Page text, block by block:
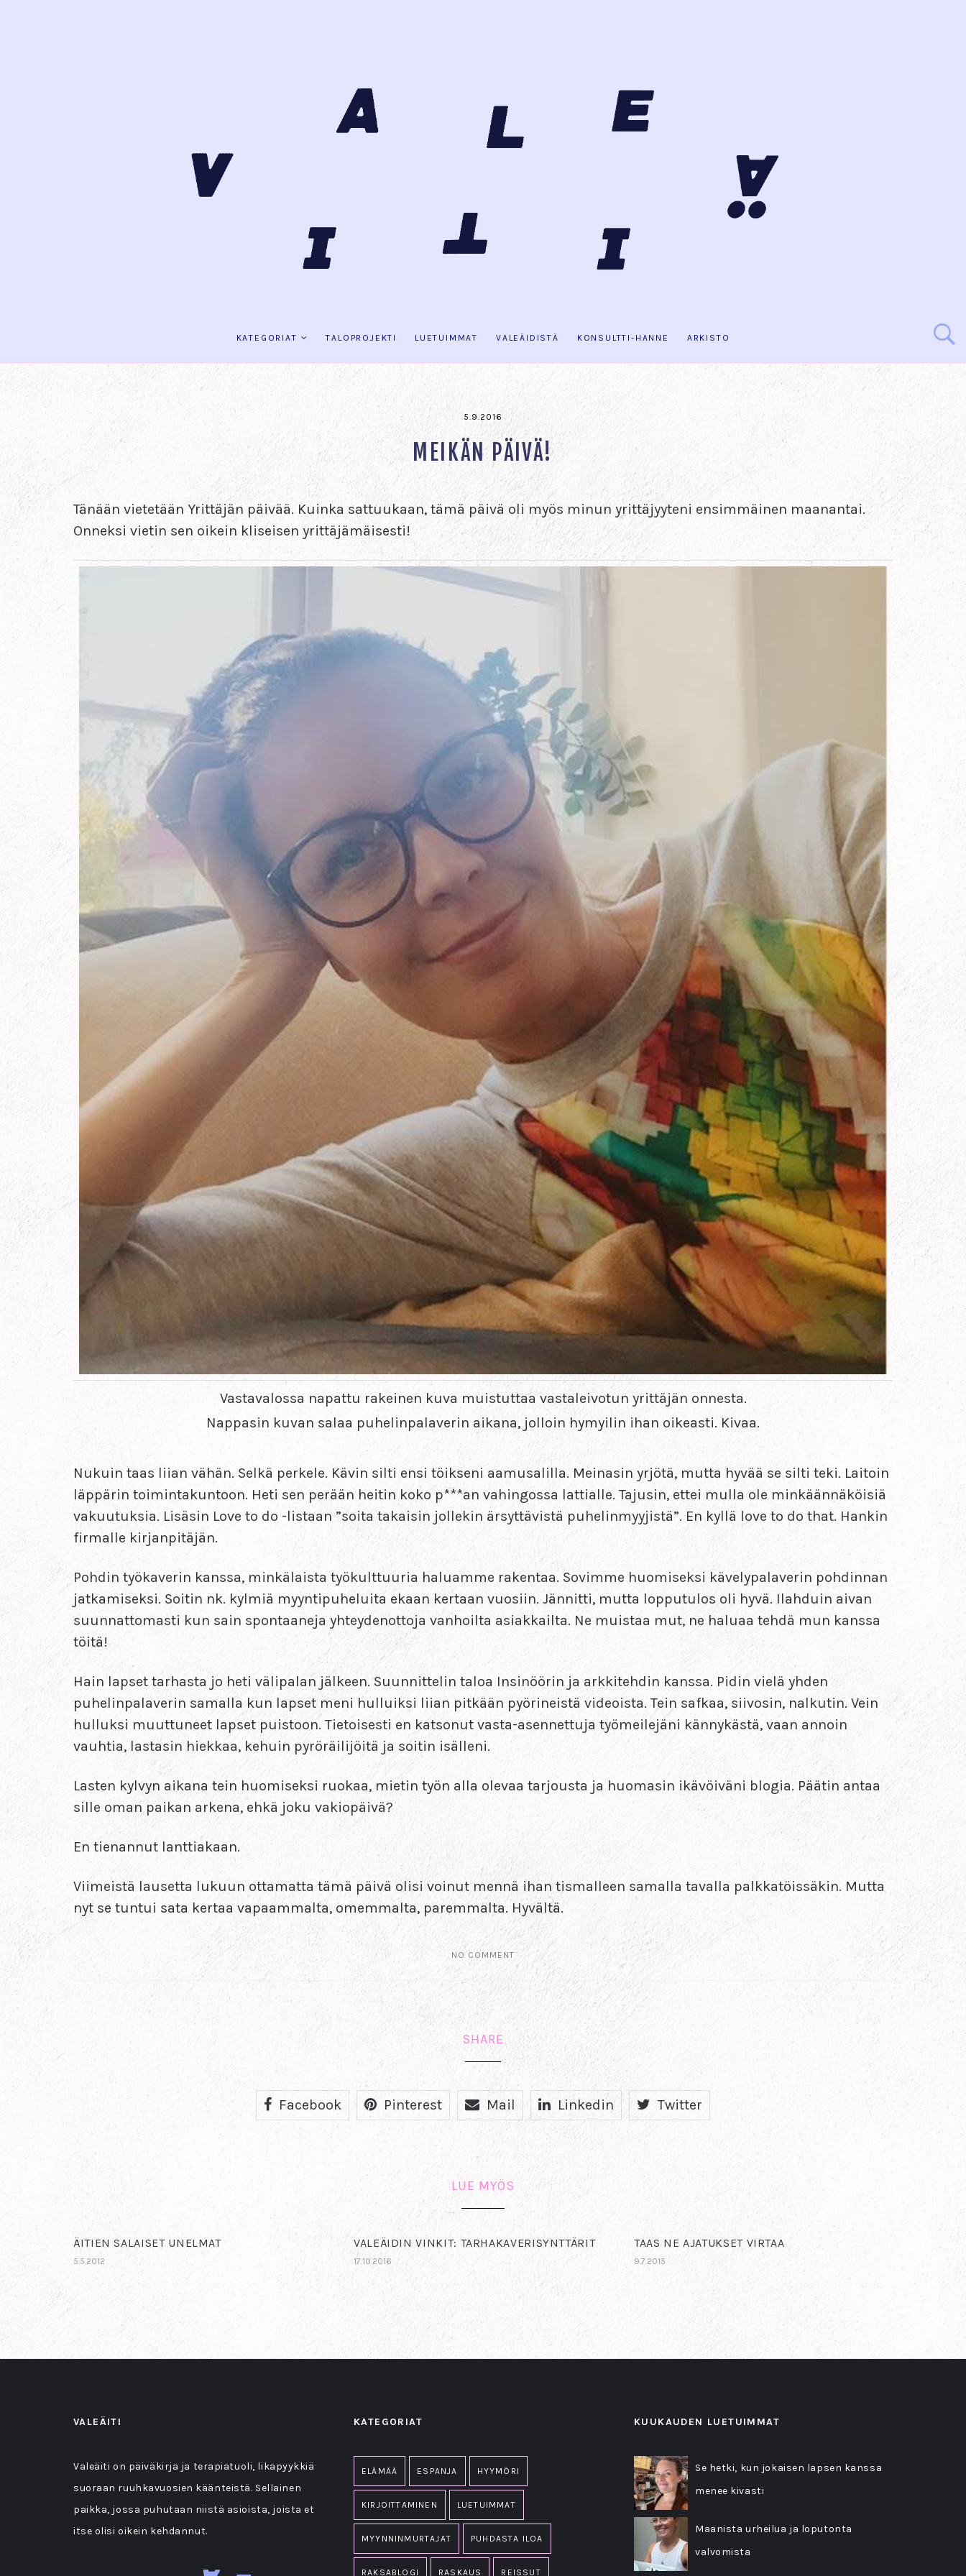
KATEGORIAT TALOPROJEKTI LUETUIMMAT VALEÄIDISTÄ KONSULTTI-HANNE ARKISTO
5.9.2016
MEIKÄN PÄIVÄ!
Tänään vietetään Yrittäjän päivää. Kuinka sattuukaan, tämä päivä oli myös minun yrittäjyyteni ensimmäinen maanantai.
Onneksi vietin sen oikein kliseisen yrittäjämäisesti!
Vastavalossa napattu rakeinen kuva muistuttaa vastaleivotun yrittäjän onnesta.
Nappasin kuvan salaa puhelinpalaverin aikana, jolloin hymyilin ihan oikeasti. Kivaa.
Nukuin taas liian vähän. Selkä perkele. Kävin silti ensi töikseni aamusalilla. Meinasin yrjötä, mutta hyvää se silti teki. Laitoin
läppärin toimintakuntoon. Heti sen perään heitin koko p***an vahingossa lattialle. Tajusin, ettei mulla ole minkäännäköisiä
vakuutuksia. Lisäsin Love to do -listaan ”soita takaisin jollekin ärsyttävistä puhelinmyyjistä”. En kyllä love to do that. Hankin
firmalle kirjanpitäjän.
Pohdin työkaverin kanssa, minkälaista työkulttuuria haluamme rakentaa. Sovimme huomiseksi kävelypalaverin pohdinnan
jatkamiseksi. Soitin nk. kylmiä myyntipuheluita ekaan kertaan vuosiin. Jännitti, mutta lopputulos oli hyvä. Ilahduin aivan
suunnattomasti kun sain spontaaneja yhteydenottoja vanhoilta asiakkailta. Ne muistaa mut, ne haluaa tehdä mun kanssa
töitä!
Hain lapset tarhasta jo heti välipalan jälkeen. Suunnittelin taloa Insinöörin ja arkkitehdin kanssa. Pidin vielä yhden
puhelinpalaverin samalla kun lapset meni hulluiksi liian pitkään pyörineistä videoista. Tein safkaa, siivosin, nalkutin. Vein
hulluksi muuttuneet lapset puistoon. Tietoisesti en katsonut vasta-asennettuja työmeilejäni kännykästä, vaan annoin
vauhtia, lastasin hiekkaa, kehuin pyröräilijöitä ja soitin isälleni.
Lasten kylvyn aikana tein huomiseksi ruokaa, mietin työn alla olevaa tarjousta ja huomasin ikävöiväni blogia. Päätin antaa
sille oman paikan arkena, ehkä joku vakiopäivä?
En tienannut lanttiakaan.
Viimeistä lausetta lukuun ottamatta tämä päivä olisi voinut mennä ihan tismalleen samalla tavalla palkkatöissäkin. Mutta
nyt se tuntui sata kertaa vapaammalta, omemmalta, paremmalta. Hyvältä.
NO COMMENT
SHARE
Facebook Pinterest Mail Linkedin Twitter
LUE MYÖS
ÄITIEN SALAISET UNELMAT
5.5.2012
VALEÄIDIN VINKIT: TARHAKAVERISYNTTÄRIT
17.10.2016
TAAS NE AJATUKSET VIRTAA
9.7.2015
VALEÄITI
Valeäiti on päiväkirja ja terapiatuoli, likapyykkiä
suoraan ruuhkavuosien käänteistä. Sellainen
paikka, jossa puhutaan niistä asioista, joista et
itse olisi oikein kehdannut.
KATEGORIAT
ELÄMÄÄ ESPANJA HYYMÖRI
KIRJOITTAMINEN LUETUIMMAT
MYYNNINMURTAJAT PUHDASTA ILOA
RAKSABLOGI RASKAUS REISSUT
KUUKAUDEN LUETUIMMAT
Se hetki, kun jokaisen lapsen kanssa
menee kivasti
Maanista urheilua ja loputonta
valvomista